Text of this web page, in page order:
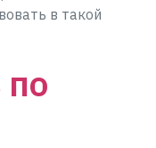
в такой